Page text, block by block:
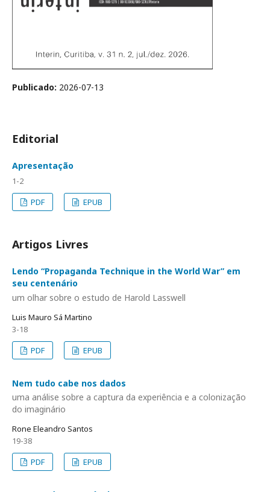
Publicado: 2026-07-13
Editorial
Apresentação
1-2
PDF
EPUB
Artigos Livres
Lendo “Propaganda Technique in the World War” em
seu centenário
um olhar sobre o estudo de Harold Lasswell
Luis Mauro Sá Martino
3-18
PDF
EPUB
Nem tudo cabe nos dados
uma análise sobre a captura da experiência e a colonização
do imaginário
Rone Eleandro Santos
19-38
PDF
EPUB